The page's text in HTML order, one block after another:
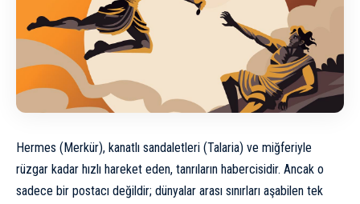
Hermes (Merkür), kanatlı sandaletleri (Talaria) ve miğferiyle
rüzgar kadar hızlı hareket eden, tanrıların habercisidir. Ancak o
sadece bir postacı değildir; dünyalar arası sınırları aşabilen tek